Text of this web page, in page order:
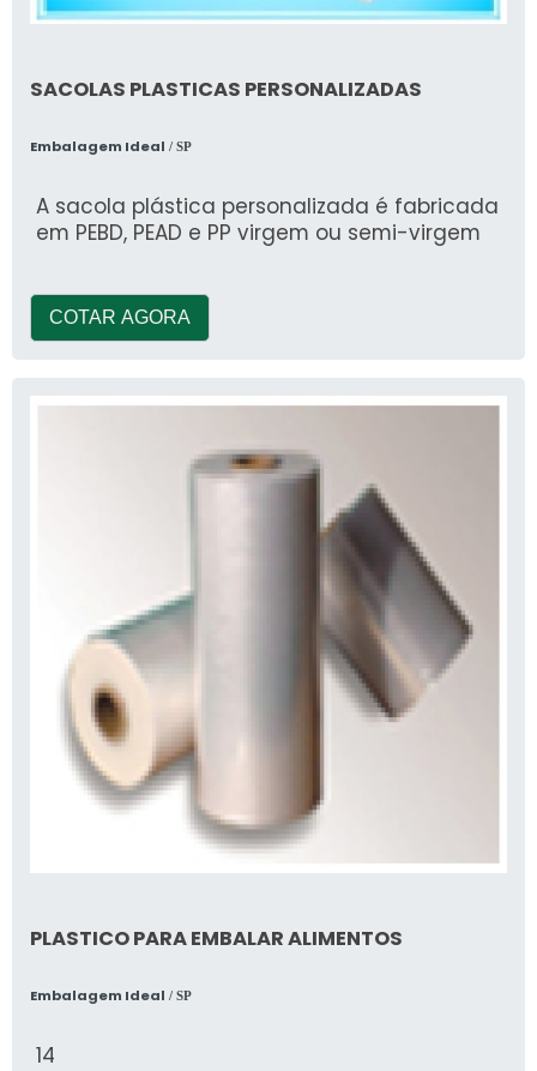
SACOLAS PLASTICAS PERSONALIZADAS
Embalagem Ideal / SP
A sacola plástica personalizada é fabricada
em PEBD, PEAD e PP virgem ou semi-virgem
COTAR AGORA
PLASTICO PARA EMBALAR ALIMENTOS
Embalagem Ideal / SP
14